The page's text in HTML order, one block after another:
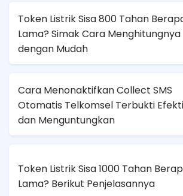
Token Listrik Sisa 800 Tahan
Lama? Simak Cara Menghitungnya
dengan Mudah
Cara Menonaktifkan Collect SMS
Otomatis Telkomsel Terbukti
dan Menguntungkan
Token Listrik Sisa 1000 Tahan
Lama? Berikut Penjelasannya